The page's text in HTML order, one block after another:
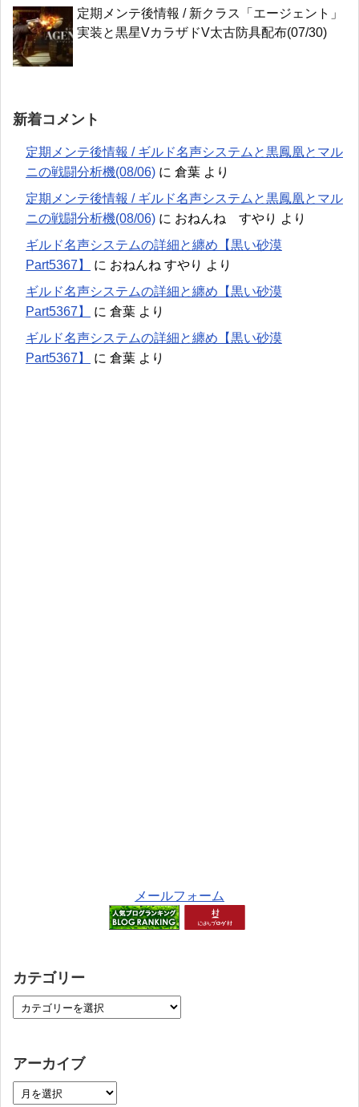
定期メンテ後情報 / 新クラス「エージェント」
実装と黒星VカラザドV太古防具配布(07/30)
新着コメント
定期メンテ後情報 / ギルド名声システムと黒鳳凰とマル
ニの戦闘分析機(08/06) に 倉葉 より
定期メンテ後情報 / ギルド名声システムと黒鳳凰とマル
ニの戦闘分析機(08/06) に おねんね すやり より
ギルド名声システムの詳細と纏め【黒い砂漠
Part5367】
に おねんね すやり より
ギルド名声システムの詳細と纏め【黒い砂漠
Part5367】
に 倉葉 より
ギルド名声システムの詳細と纏め【黒い砂漠
Part5367】
に 倉葉 より
メールフォーム
カテゴリー
アーカイブ